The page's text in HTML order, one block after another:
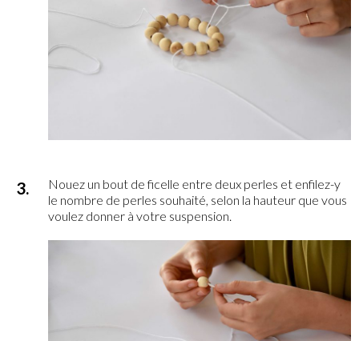
Nouez un bout de ficelle entre deux perles et enfilez-y
le nombre de perles souhaité, selon la hauteur que vous
voulez donner à votre suspension.